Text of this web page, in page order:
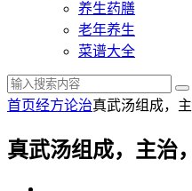
养生药膳
老年养生
菜谱大全
首页经方论治真武汤组成，
真武汤组成，主治